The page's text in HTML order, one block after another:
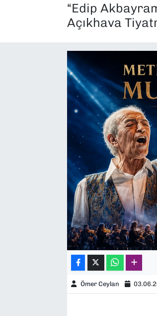
“Edip
Açıkhava
Ömer Ceylan
MAGAZİN
POLİTİKA
YEREL YÖNETİMLER
Haber Arşivi